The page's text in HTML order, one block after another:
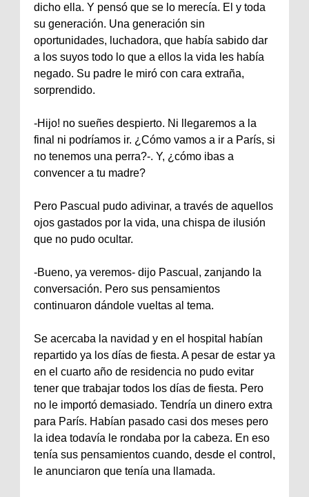
dicho ella. Y pensó que se lo merecía. El y toda
su generación. Una generación sin
oportunidades, luchadora, que había sabido dar
a los suyos todo lo que a ellos la vida les había
negado. Su padre le miró con cara extraña,
sorprendido.
-Hijo! no sueñes despierto. Ni llegaremos a la
final ni podríamos ir. ¿Cómo vamos a ir a París, si
no tenemos una perra?-. Y, ¿cómo ibas a
convencer a tu madre?
Pero Pascual pudo adivinar, a través de aquellos
ojos gastados por la vida, una chispa de ilusión
que no pudo ocultar.
-Bueno, ya veremos- dijo Pascual, zanjando la
conversación. Pero sus pensamientos
continuaron dándole vueltas al tema.
Se acercaba la navidad y en el hospital habían
repartido ya los días de fiesta. A pesar de estar ya
en el cuarto año de residencia no pudo evitar
tener que trabajar todos los días de fiesta. Pero
no le importó demasiado. Tendría un dinero extra
para París. Habían pasado casi dos meses pero
la idea todavía le rondaba por la cabeza. En eso
tenía sus pensamientos cuando, desde el control,
le anunciaron que tenía una llamada.